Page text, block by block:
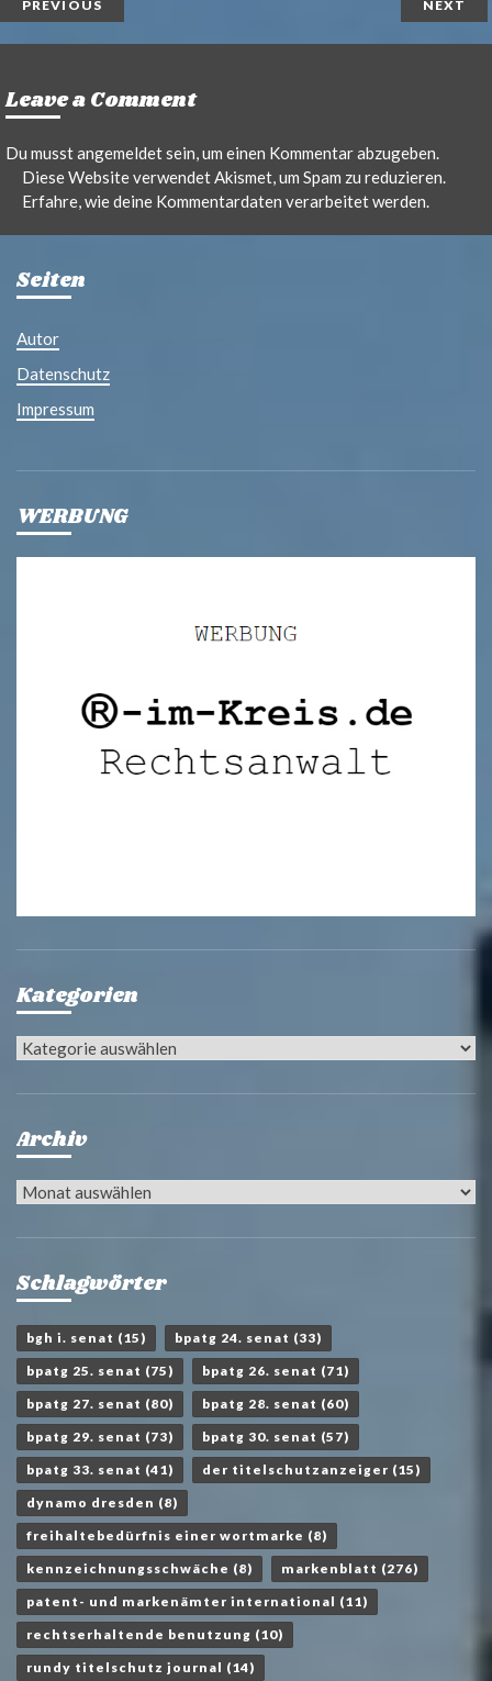
PREVIOUS NEXT
Leave a Comment
Du musstangemeldetsein, um einen Kommentar abzugeben.
Diese Website verwendet Akismet, um Spam zu reduzieren.
Erfahre, wie deine Kommentardaten verarbeitet werden.
Seiten
Autor
Datenschutz
Impressum
WERBUNG
Kategorien
Kategorien
Archiv
Archiv
Schlagwörter
bgh i. senat (15) bpatg 24. senat (33)
bpatg 25. senat (75) bpatg 26. senat (71)
bpatg 27. senat (80) bpatg 28. senat (60)
bpatg 29. senat (73) bpatg 30. senat (57)
bpatg 33. senat (41) der titelschutzanzeiger (15)
dynamo dresden (8)
freihaltebedürfnis einer wortmarke (8)
kennzeichnungsschwäche (8) markenblatt (276)
patent- und markenämter international (11)
rechtserhaltende benutzung (10)
rundy titelschutz journal (14)